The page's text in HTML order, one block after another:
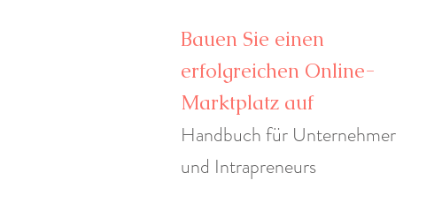
Bauen Sie einen
erfolgreichen Online-
Marktplatz auf
Handbuch für Unternehmer
und Intrapreneurs